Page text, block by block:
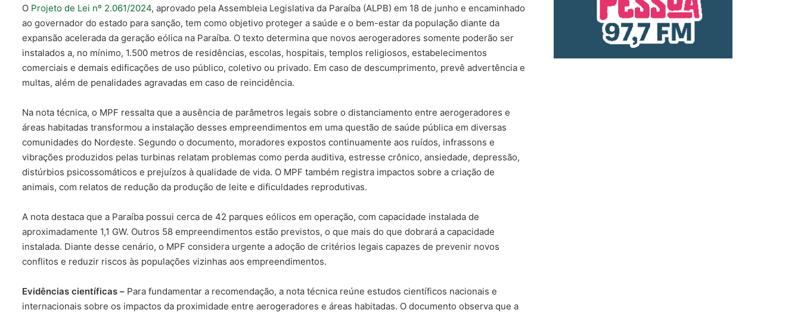
O Projeto de Lei nº 2.061/2024, aprovado pela Assembleia Legislativa da Paraíba (ALPB) em 18 de junho e encaminhado
ao governador do estado para sanção, tem como objetivo proteger a saúde e o bem-estar da população diante da
expansão acelerada da geração eólica na Paraíba. O texto determina que novos aerogeradores somente poderão ser
instalados a, no mínimo, 1.500 metros de residências, escolas, hospitais, templos religiosos, estabelecimentos
comerciais e demais edificações de uso público, coletivo ou privado. Em caso de descumprimento, prevê advertência e
multas, além de penalidades agravadas em caso de reincidência.
Na nota técnica, o MPF ressalta que a ausência de parâmetros legais sobre o distanciamento entre aerogeradores e
áreas habitadas transformou a instalação desses empreendimentos em uma questão de saúde pública em diversas
comunidades do Nordeste. Segundo o documento, moradores expostos continuamente aos ruídos, infrassons e
vibrações produzidos pelas turbinas relatam problemas como perda auditiva, estresse crônico, ansiedade, depressão,
distúrbios psicossomáticos e prejuízos à qualidade de vida. O MPF também registra impactos sobre a criação de
animais, com relatos de redução da produção de leite e dificuldades reprodutivas.
A nota destaca que a Paraíba possui cerca de 42 parques eólicos em operação, com capacidade instalada de
aproximadamente 1,1 GW. Outros 58 empreendimentos estão previstos, o que mais do que dobrará a capacidade
instalada. Diante desse cenário, o MPF considera urgente a adoção de critérios legais capazes de prevenir novos
conflitos e reduzir riscos às populações vizinhas aos empreendimentos.
Evidências científicas – Para fundamentar a recomendação, a nota técnica reúne estudos científicos nacionais e
internacionais sobre os impactos da proximidade entre aerogeradores e áreas habitadas. O documento observa que a